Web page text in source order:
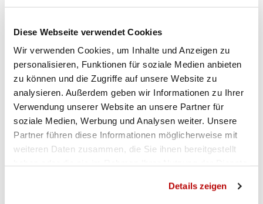
Diese Webseite verwendet Cookies
Wir verwenden Cookies, um Inhalte und Anzeigen zu
personalisieren, Funktionen für soziale Medien anbieten
zu können und die Zugriffe auf unsere Website zu
analysieren. Außerdem geben wir Informationen zu Ihrer
Verwendung unserer Website an unsere Partner für
soziale Medien, Werbung und Analysen weiter. Unsere
Partner führen diese Informationen möglicherweise mit
weiteren Daten zusammen, die Sie ihnen bereitgestellt
Details zeigen
hinten liegt die Neuenburger Nachwuchsschützin
nun aber nur noch acht Punkte hinter Jäggi
weitere junge Solothurnerin.
Weil Nicole Häusler noch an den Paralympics in
Paris im Einsatz steht, fand der
Liegendwettbewerb WSPS an der SM heuer nicht
statt.(Andreas Tschopp)